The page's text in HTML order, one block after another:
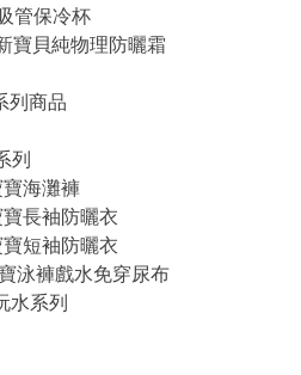
管保冷杯
寶貝純物理防曬霜
列商品
列
海灘褲
長袖防曬衣
短袖防曬衣
泳褲戲水免穿尿布
水系列